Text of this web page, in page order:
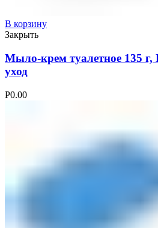
В корзину
Закрыть
Мыло-крем туалетное 135 г,
уход
Р0.00